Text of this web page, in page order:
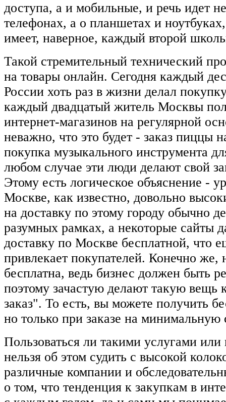
доступа, а и мобильные, и речь идет
телефонах, а о планшетах и
имеет, наверное, каждый второй
Такой стремительный технический
на товары онлайн. Сегодня каждый
России хоть раз в жизни делал
каждый двадцатый житель Москвы
интернет-магазинов на регулярной
неважно, что это будет - заказ пиццы
покупка музыкального инструмента
любом случае эти люди делают свой
Этому есть логическое объяснение -
Москве, как известно, довольно
на доставку по этому городу обычно
разумных рамках, а некоторые сайты
доставку по Москве бесплатной, что
привлекает покупателей. Конечно же,
бесплатна, ведь бизнес должен быть
поэтому зачастую делают такую
заказ". То есть, вы можете получить
но только при заказе на минимальную
Пользоваться ли такими услугами
нельзя об этом судить с высокой
различные компании и
о том, что тенденция к закупкам в